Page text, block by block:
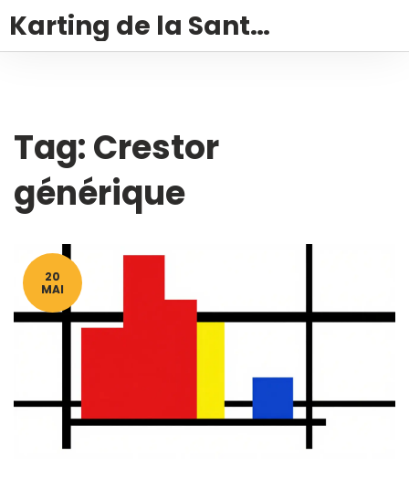
Karting de la Santé – Montalivet
Tag: Crestor
générique
20
MAI